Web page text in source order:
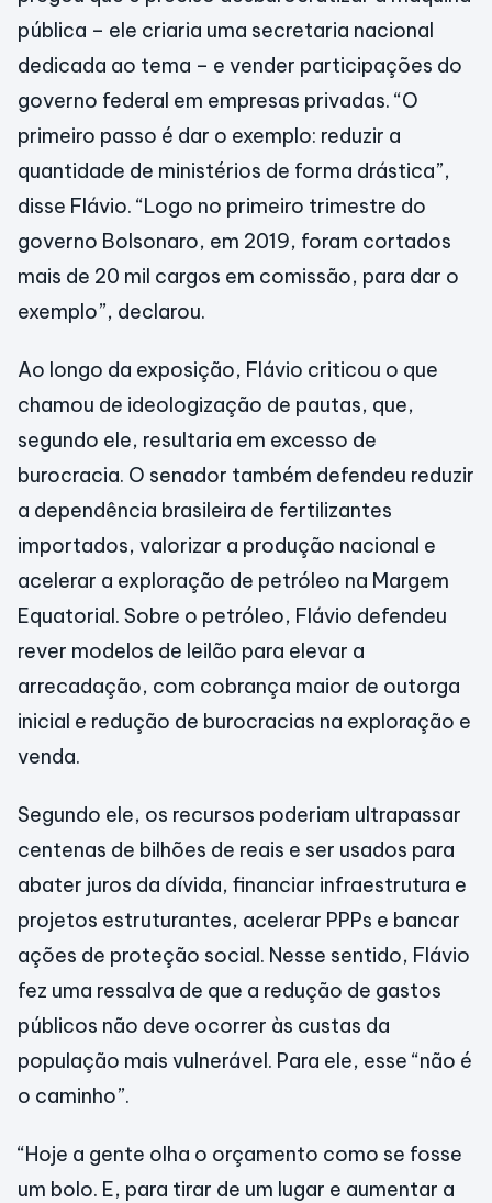
pública – ele criaria uma secretaria nacional
dedicada ao tema – e vender participações do
governo federal em empresas privadas. “O
primeiro passo é dar o exemplo: reduzir a
quantidade de ministérios de forma drástica”,
disse Flávio. “Logo no primeiro trimestre do
governo Bolsonaro, em 2019, foram cortados
mais de 20 mil cargos em comissão, para dar o
exemplo”, declarou.
Ao longo da exposição, Flávio criticou o que
chamou de ideologização de pautas, que,
segundo ele, resultaria em excesso de
burocracia. O senador também defendeu reduzir
a dependência brasileira de fertilizantes
importados, valorizar a produção nacional e
acelerar a exploração de petróleo na Margem
Equatorial. Sobre o petróleo, Flávio defendeu
rever modelos de leilão para elevar a
arrecadação, com cobrança maior de outorga
inicial e redução de burocracias na exploração e
venda.
Segundo ele, os recursos poderiam ultrapassar
centenas de bilhões de reais e ser usados para
abater juros da dívida, financiar infraestrutura e
projetos estruturantes, acelerar PPPs e bancar
ações de proteção social. Nesse sentido, Flávio
fez uma ressalva de que a redução de gastos
públicos não deve ocorrer às custas da
população mais vulnerável. Para ele, esse “não é
o caminho”.
“Hoje a gente olha o orçamento como se fosse
um bolo. E, para tirar de um lugar e aumentar a